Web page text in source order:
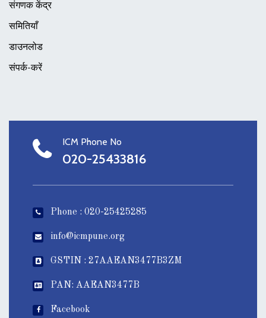
संगणक केंद्र
समितियाँ
डाउनलोड
संपर्क-करें
ICM Phone No
020-25433816
Phone : 020-25425285
info@icmpune.org
GSTIN : 27AAEAN3477B3ZM
PAN: AAEAN3477B
Facebook